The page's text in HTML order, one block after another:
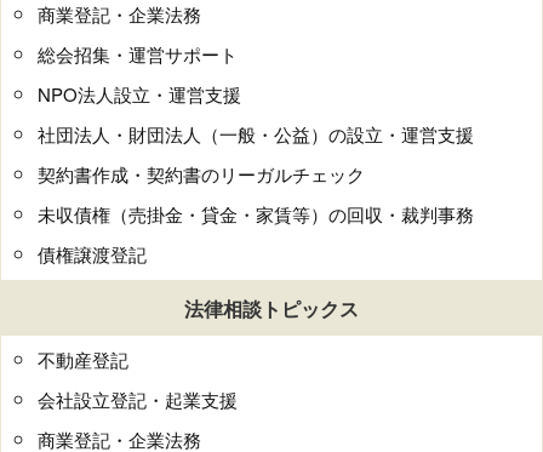
商業登記・企業法務
総会招集・運営サポート
NPO法人設立・運営支援
社団法人・財団法人（一般・公益）の設立・運営支援
契約書作成・契約書のリーガルチェック
未収債権（売掛金・貸金・家賃等）の回収・裁判事務
債権譲渡登記
法律相談トピックス
不動産登記
会社設立登記・起業支援
商業登記・企業法務